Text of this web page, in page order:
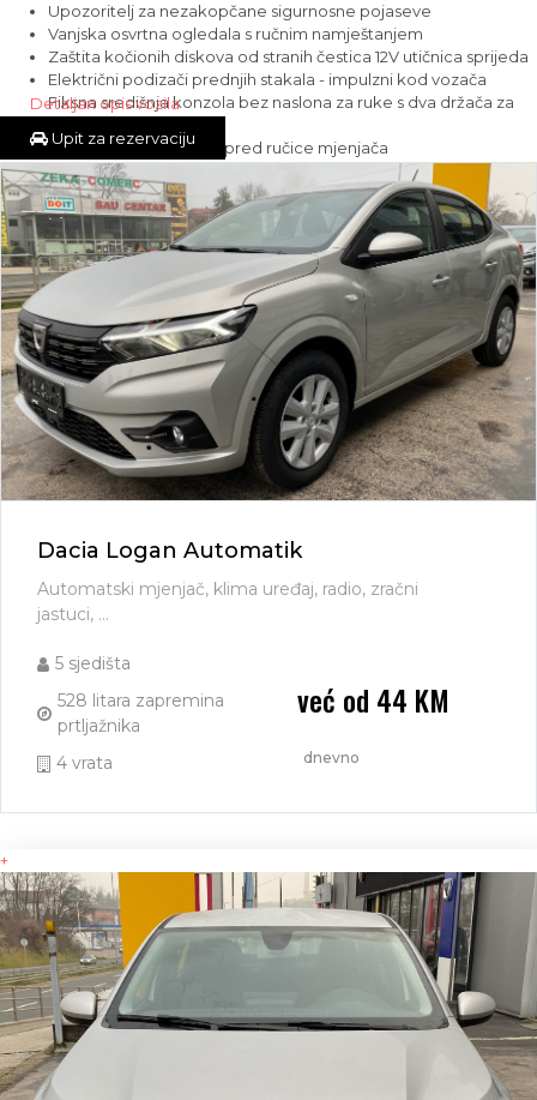
Upozoritelj za nezakopčane sigurnosne pojaseve
Vanjska osvrtna ogledala s ručnim namještanjem
Zaštita kočionih diskova od stranih čestica 12V utičnica sprijeda
Električni podizači prednjih stakala - impulzni kod vozača
Fiksna središnja konzola bez naslona za ruke s dva držača za
Prostor za odlaganje ispred ručice mjenjača
Središnja konzola za pohranu stvari
Vozačevo sedište podesivo po visini
ECO LED svjetla s dnevnim svjetlima u obliku slova Y
Metalik boja
Osvijetljen prtljažni prostor
Tepih u prtljažnom prostor
Detaljan opis vozila
Upit za rezervaciju
Dacia Logan Automatik
Automatski mjenjač, klima uređaj, radio, zračni
jastuci, ...
5 sjedišta
528 litara zapremina
prtljažnika
4 vrata
već od 44 KM
dnevno
+